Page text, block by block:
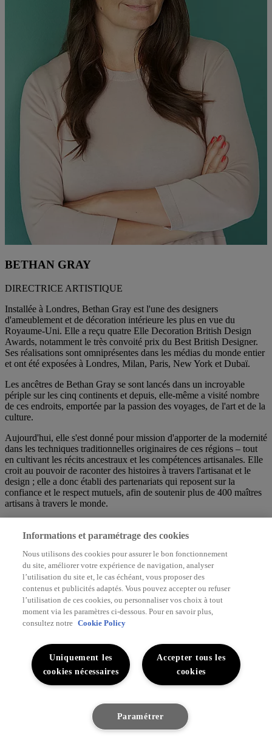
BETHAN GRAY
DIRECTRICE ARTISTIQUE
Installée à Londres, Bethan Gray est l'une des designers
d'ameublement et de décoration intérieure les plus en vue du
Royaume-Uni. Elle a reçu quatre Elle Decoration British Design
Awards, notamment le très convoité prix du Best British Designer.
Ses réalisations sont omniprésentes dans les médias du monde entier
et ont été exposées à Londres, Milan, Paris, New York et Dubaï.
Les ancêtres de Bethan Gray se sont lancés dans un incroyable
périple sur les cinq continents et depuis, elle-même a visité nombre
de ces endroits, emportée par la passion des voyages, de l'art et de la
culture.
Aujourd'hui, elle s'est donné pour mission d'apporter de la modernité
dans les techniques traditionnelles originaires de ces régions – tout
en cultivant les récits ancestraux et les compétences artisanales. Elle
croit au pouvoir de raconter des histoires à travers l'artisanat et le
design ; elle a donc établi des partenariats qui reposent sur la
confiance et le respect mutuels, afin de soutenir plus de 400 maîtres
artisans à travers le monde.
de luxe composées de meubles et accessoires fabriqués à la main,
Liberty et Lane Crawford. Au sein de son propre établissement à
Londres, elle soutient les jeunes talents du design et leur présente les
bons interlocuteurs, et elle prodigue des conseils aux créatrices de
demain. Elle a récemment lancé un prix récompensant l'artisanat
féminin avec l'université métropolitaine de Cardiff, dont elle est
membre honoraire.
Informations et paramétrage des cookies
Nous utilisons des cookies pour assurer le bon fonctionnement
du site, améliorer votre expérience de navigation, analyser
l’utilisation du site et, le cas échéant, vous proposer des
contenus et publicités adaptés. Vous pouvez accepter ou refuser
l’utilisation de ces cookies, ou personnaliser vos choix à tout
moment via les paramètres ci-dessous. Pour en savoir plus,
consultez notre Cookie Policy
Accepter tous les
cookies
Uniquement les
cookies nécessaires
Paramétrer